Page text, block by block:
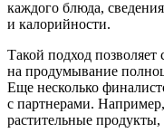
каждого блюда,
и калорийности.
Такой подход
на продумывание
Еще несколько
с партнерами.
растительные